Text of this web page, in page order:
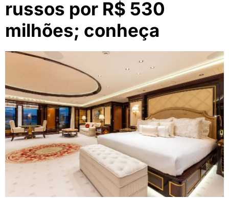
russos por R$ 530
milhões; conheça